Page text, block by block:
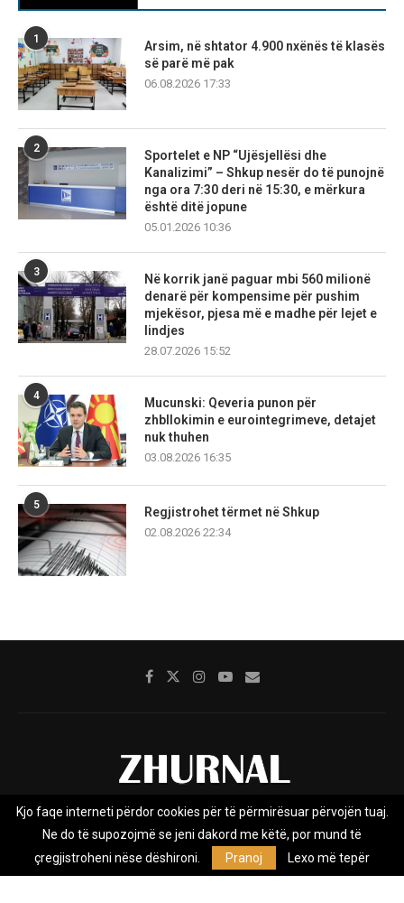
1
Arsim, në shtator 4.900 nxënës të klasës
së parë më pak
06.08.2026 17:33
2
Sportelet e NP “Ujësjellësi dhe
Kanalizimi” – Shkup nesër do të punojnë
nga ora 7:30 deri në 15:30, e mërkura
është ditë jopune
05.01.2026 10:36
3
Në korrik janë paguar mbi 560 milionë
denarë për kompensime për pushim
mjekësor, pjesa më e madhe për lejet e
lindjes
28.07.2026 15:52
4
Mucunski: Qeveria punon për
zhbllokimin e eurointegrimeve, detajet
nuk thuhen
03.08.2026 16:35
5
Regjistrohet tërmet në Shkup
02.08.2026 22:34
Rreth nesh Impresumi Marketing
Kontakt
Privacy Policy
Zhurnal.mk është Agjenci e Lajmeve e pavarur, e themeluar në vitin
Kjo faqe interneti përdor cookies për të përmirësuar përvojën tuaj.
Ne do të supozojmë se jeni dakord me këtë, por mund të
çregjistroheni nëse dëshironi.
Pranoj Lexo më tepër